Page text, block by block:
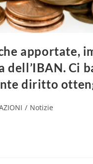
apportate,
dell’IBAN. Ci
diritto
/ Notizie